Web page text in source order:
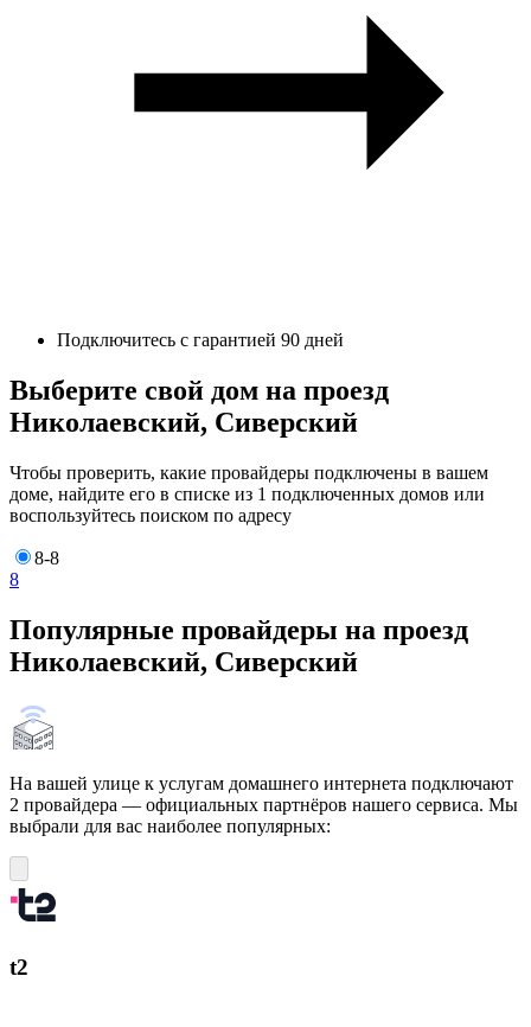
Подключитесь с гарантией 90 дней
Выберите свой дом на проезд
Николаевский, Сиверский
Чтобы проверить, какие провайдеры подключены в вашем
доме, найдите его в списке из 1 подключенных домов или
воспользуйтесь поиском по адресу
8-8
8
Популярные провайдеры на проезд
Николаевский, Сиверский
На вашей улице к услугам домашнего интернета подключают
2 провайдера — официальных партнёров нашего сервиса. Мы
выбрали для вас наиболее популярных:
t2